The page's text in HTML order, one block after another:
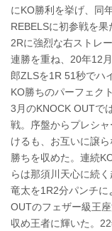
にKO勝利を挙げ、同
REBELSに初参戦を
2Rに強烈な右ストレ
連勝を重ね、20年12
郎ZLSを1R 51秒でハ
KO勝ちのパーフェク
3月のKNOCK OUTで
戦。序盤からプレシ
けるも、お互いに譲
勝ちを収めた。連続
らは那須川天心に続
竜太を1R2分パンチ
OUTのフェザー級王
収め王者に輝いた。